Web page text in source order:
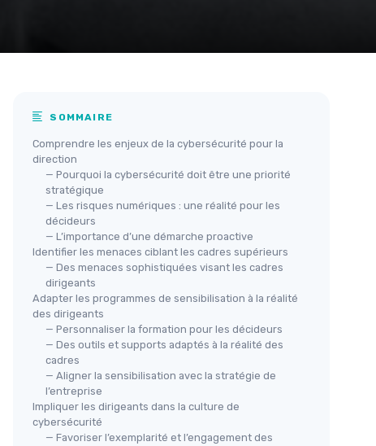
SOMMAIRE
Comprendre les enjeux de la cybersécurité pour la
direction
— Pourquoi la cybersécurité doit être une priorité
stratégique
— Les risques numériques : une réalité pour les
décideurs
— L’importance d’une démarche proactive
Identifier les menaces ciblant les cadres supérieurs
— Des menaces sophistiquées visant les cadres
dirigeants
Adapter les programmes de sensibilisation à la réalité
des dirigeants
— Personnaliser la formation pour les décideurs
— Des outils et supports adaptés à la réalité des
cadres
— Aligner la sensibilisation avec la stratégie de
l’entreprise
Impliquer les dirigeants dans la culture de
cybersécurité
— Favoriser l’exemplarité et l’engagement des